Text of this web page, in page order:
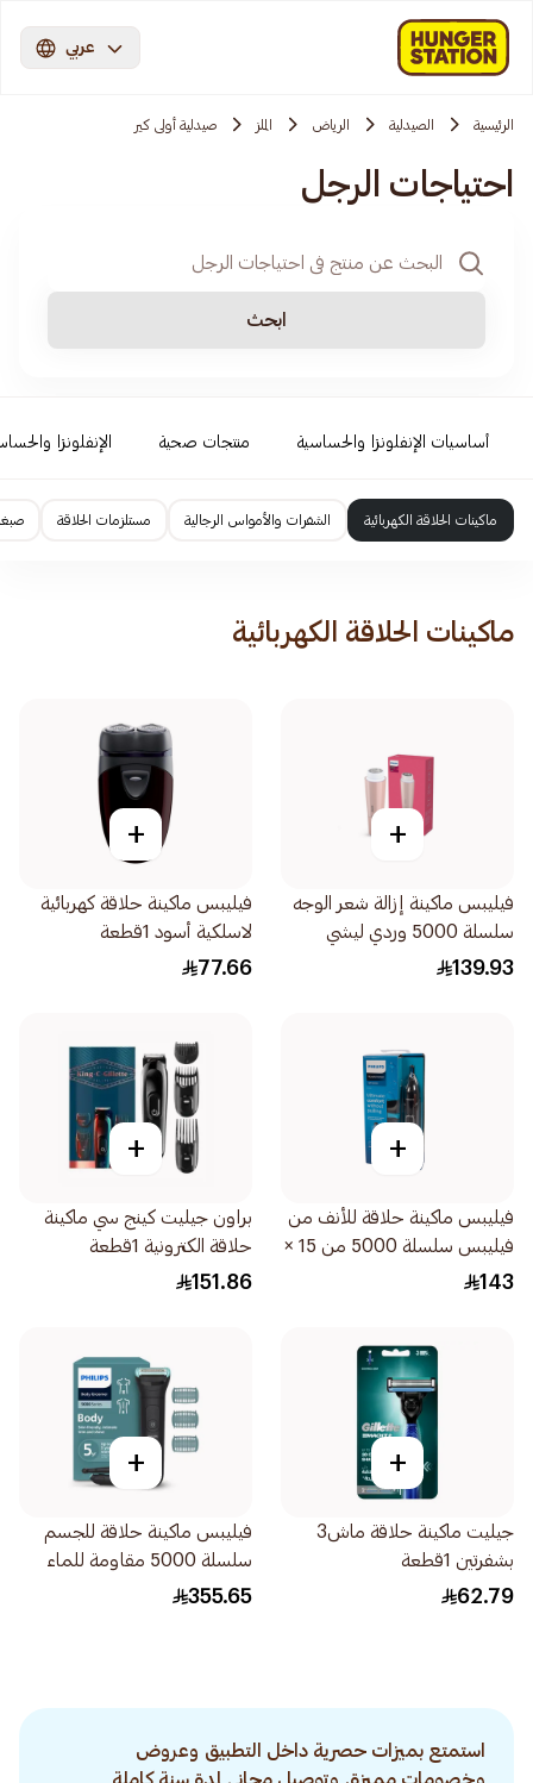
عربي
الرئيسية الصيدلية الرياض الملز صيدلية أولى كير
احتياجات الرجل
ابحث
أساسيات الإنفلونزا والحساسية منتجات صحية الإنفلونزا
ماكينات الحلاقة الكهربائية الشفرات والأمواس الرجالية مستلزمات الحلاقة
ماكينات الحلاقة الكهربائية
+
فيليبس ماكينة إزالة شعر الوجه
سلسلة 5000 وردي ليشي
BRR454 00 1علبة
139.93
+
فيليبس ماكينة حلاقة كهربائية
لاسلكية أسود 1قطعة
77.66
+
فيليبس ماكينة حلاقة للأنف من
فيليبس سلسلة 5000 من 15 ×
3 × 3 سم NT5650/16 0.2كيلو
143
+
براون جيليت كينج سي ماكينة
حلاقة الكترونية 1قطعة
151.86
+
جيليت ماكينة حلاقة ماش3
بشفرتين 1قطعة
62.79
+
فيليبس ماكينة حلاقة للجسم
سلسلة 5000 مقاومة للماء
1قطعة
355.65
استمتع بميزات حصرية داخل التطبيق وعروض